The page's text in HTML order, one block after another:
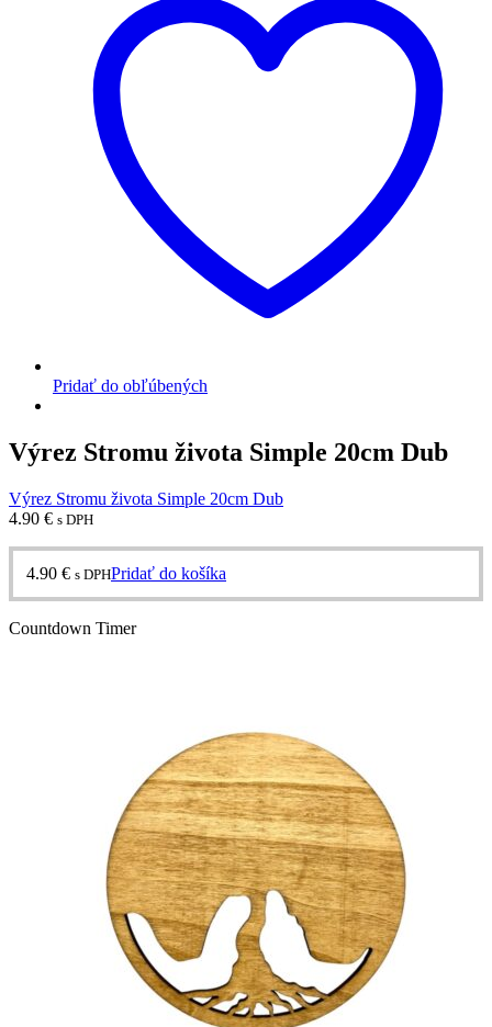
Pridať do obľúbených
Výrez Stromu života Simple 20cm Dub
Výrez Stromu života Simple 20cm Dub
4.90 € s DPH
4.90 € s DPHPridať do košíka
Countdown Timer